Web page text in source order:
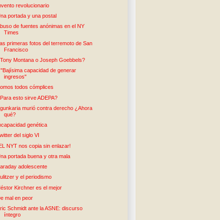
revolucionario
portada y una postal
de fuentes anónimas en el NY
Times
primeras fotos del terremoto de San
Francisco
Montana o Joseph Goebbels?
"Bajísima capacidad de generar
ingresos"
todos cómplices
esto sirve ADEPA?
murió contra derecho ¿Ahora
qué?
genética
del siglo VI
NYT nos copia sin enlazar!
portada buena y otra mala
adolescente
y el periodismo
Kirchner es el mejor
mal en peor
Schmidt ante la ASNE: discurso
íntegro